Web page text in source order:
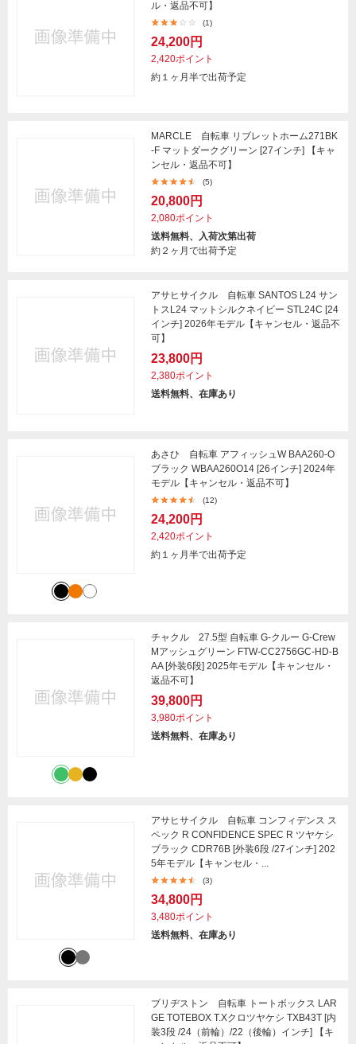
ル・返品不可】
(1)
24,200円
2,420ポイント
約１ヶ月半で出荷予定
MARCLE 自転車 リブレットホーム271BK
-F マットダークグリーン [27インチ] 【キャ
ンセル・返品不可】
(5)
20,800円
2,080ポイント
送料無料、入荷次第出荷
約２ヶ月で出荷予定
アサヒサイクル 自転車 SANTOS L24 サン
トスL24 マットシルクネイビー STL24C [24
インチ] 2026年モデル【キャンセル・返品不
可】
23,800円
2,380ポイント
送料無料、在庫あり
あさひ 自転車 アフィッシュW BAA260-O
ブラック WBAA260O14 [26インチ] 2024年
モデル【キャンセル・返品不可】
(12)
24,200円
2,420ポイント
約１ヶ月半で出荷予定
チャクル 27.5型 自転車 G-クルー G-Crew
Mアッシュグリーン FTW-CC2756GC-HD-B
AA [外装6段] 2025年モデル【キャンセル・
返品不可】
39,800円
3,980ポイント
送料無料、在庫あり
アサヒサイクル 自転車 コンフィデンス ス
ペック R CONFIDENCE SPEC R ツヤケシ
ブラック CDR76B [外装6段 /27インチ] 202
5年モデル【キャンセル・...
(3)
34,800円
3,480ポイント
送料無料、在庫あり
ブリヂストン 自転車 トートボックス LAR
GE TOTEBOX T.Xクロツヤケシ TXB43T [内
装3段 /24（前輪）/22（後輪）インチ] 【キ